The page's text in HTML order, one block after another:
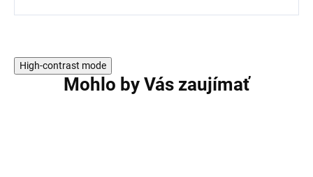
High-contrast mode
Mohlo by Vás zaujímať